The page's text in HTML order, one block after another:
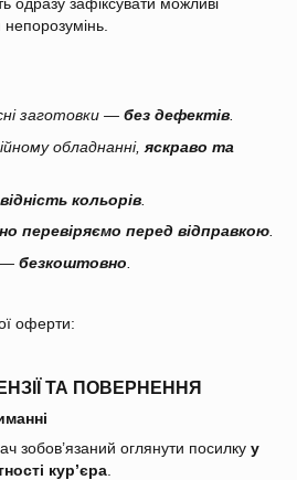
заготовки — без дефектів
обладнанні, яскраво та
кольорів
перевіряємо перед відправкою.
— безкоштовно
оферти:
ТА ПОВЕРНЕННЯ
зобов’язаний оглянути посилку у
кур’єра